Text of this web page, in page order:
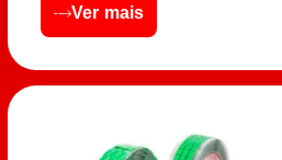
Ver mais